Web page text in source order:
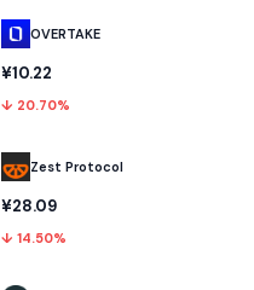
OVERTAKE
¥10.22
↓ 20.70%
Zest Protocol
¥28.09
↓ 14.50%